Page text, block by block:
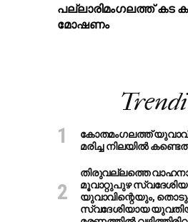
പ​ല്ലാ​രി​മം​ഗ​ല​ത്ത് ക​ട
മോ​ഷ​ണം
കോതമംഗലത്ത്
മരിച്ച നിലയിൽ
തിരുവല്ലത്തെ
മൂവാറ്റുപുഴ
യുവാവിന്റെയും,
സ്വദേശിയായ